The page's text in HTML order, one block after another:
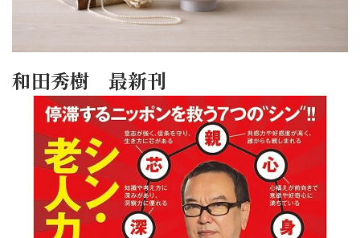
和田秀樹 最新刊